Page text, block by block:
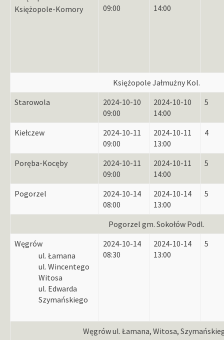
Księżopole-Komory
09:00
14:00
Księżopole Jałmużny Kol.
Starowola
2024-10-10
09:00
2024-10-10
14:00
5
Kiełczew
2024-10-11
09:00
2024-10-11
13:00
4
Poręba-Kocęby
2024-10-11
09:00
2024-10-11
14:00
5
Pogorzel
2024-10-14
08:00
2024-10-14
13:00
5
Pogorzel gm. Sokołów Podl.
Węgrów
ul. Łamana
ul. Wincentego
Witosa
ul. Edwarda
Szymańskiego
2024-10-14
08:30
2024-10-14
13:00
5
Węgrów ul. Łamana, Witosa,